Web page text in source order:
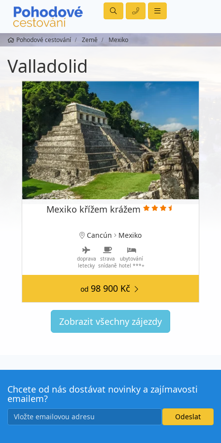
Pohodové cestování Země Mexiko
Valladolid
Mexiko křížem krážem
Cancún Mexiko
doprava
letecky
strava
snídaně
ubytování
hotel ***+
od 98 900 Kč
Zobrazit všechny zájezdy
Chcete od nás dostávat novinky a zajímavosti
emailem?